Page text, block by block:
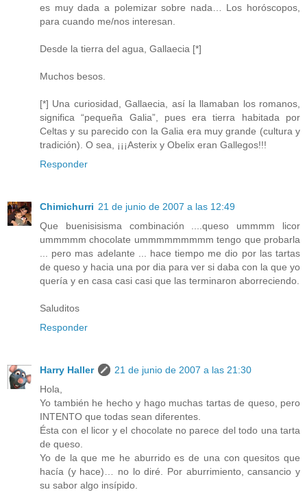
es muy dada a polemizar sobre nada… Los horóscopos,
para cuando me/nos interesan.
Desde la tierra del agua, Gallaecia [*]
Muchos besos.
[*] Una curiosidad, Gallaecia, así la llamaban los romanos,
significa “pequeña Galia”, pues era tierra habitada por
Celtas y su parecido con la Galia era muy grande (cultura y
tradición). O sea, ¡¡¡Asterix y Obelix eran Gallegos!!!
Responder
Chimichurri 21 de junio de 2007 a las 12:49
Que buenisisisma combinación ....queso ummmm licor
ummmmm chocolate ummmmmmmmm tengo que probarla
... pero mas adelante ... hace tiempo me dio por las tartas
de queso y hacia una por dia para ver si daba con la que yo
quería y en casa casi casi que las terminaron aborreciendo.
Saluditos
Responder
Harry Haller
21 de junio de 2007 a las 21:30
Hola,
Yo también he hecho y hago muchas tartas de queso, pero
INTENTO que todas sean diferentes.
Ésta con el licor y el chocolate no parece del todo una tarta
de queso.
Yo de la que me he aburrido es de una con quesitos que
hacía (y hace)… no lo diré. Por aburrimiento, cansancio y
su sabor algo insípido.